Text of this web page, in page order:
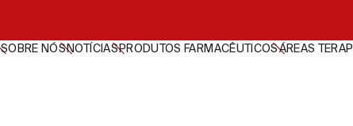
SOBRE NÓSNOTÍCIASPRODUTOS FARMACÊUTICOSÁREAS